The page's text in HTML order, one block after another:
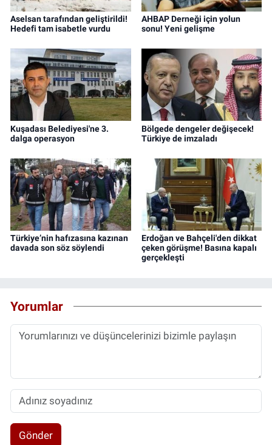
Aselsan tarafından geliştirildi!
Hedefi tam isabetle vurdu
AHBAP Derneği için yolun
sonu! Yeni gelişme
Kuşadası Belediyesi'ne 3.
dalga operasyon
Bölgede dengeler değişecek!
Türkiye de imzaladı
Türkiye’nin hafızasına kazınan
davada son söz söylendi
Erdoğan ve Bahçeli'den dikkat
çeken görüşme! Basına kapalı
gerçekleşti
Yorumlar
Gönder